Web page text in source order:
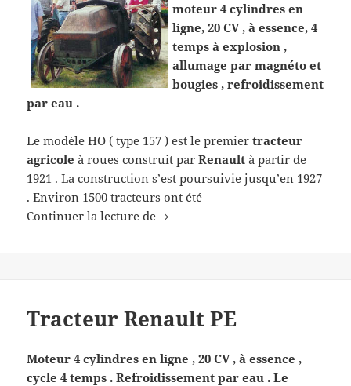
moteur 4 cylindres en
ligne, 20 CV , à essence, 4
temps à explosion ,
allumage par magnéto et
bougies , refroidissement
par eau .
Le modèle HO ( type 157 ) est le premiertracteur
agricole à roues construit parRenaultà partir de
1921 . La construction s’est poursuivie jusqu’en 1927
. Environ 1500 tracteurs ont été
Continuer la lecture de Tracteur Renault HO
Tracteur Renault PE
Moteur 4 cylindres en ligne , 20 CV , à essence ,
cycle 4 temps . Refroidissement par eau . Le